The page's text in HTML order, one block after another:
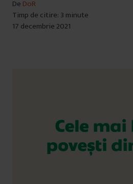
De DoR
Timp de citire: 3 minute
17 decembrie 2021